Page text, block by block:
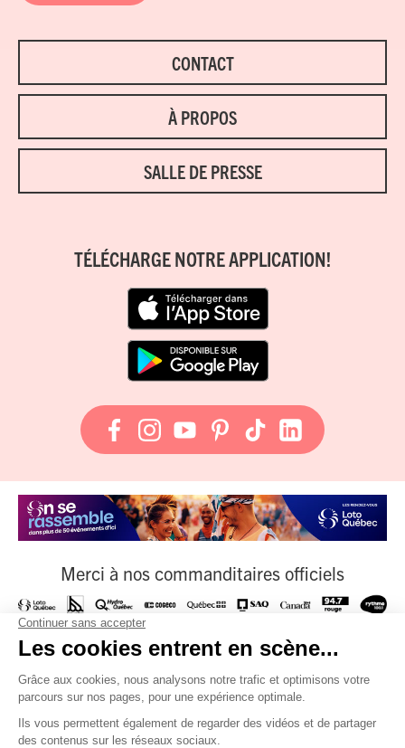
CONTACT
À PROPOS
SALLE DE PRESSE
TÉLÉCHARGE NOTRE APPLICATION!
Merci à nos commanditaires officiels
À nos fournisseurs officiels